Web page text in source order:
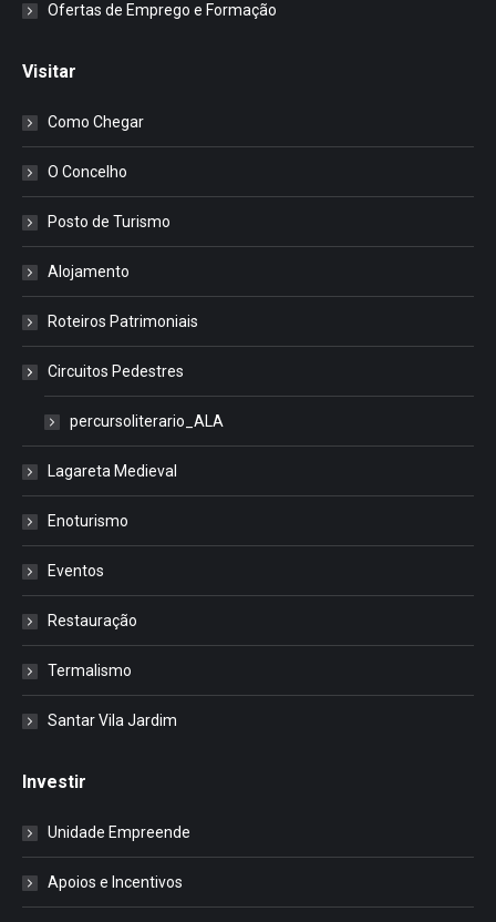
Ofertas de Emprego e Formação
Visitar
Como Chegar
O Concelho
Posto de Turismo
Alojamento
Roteiros Patrimoniais
Circuitos Pedestres
percursoliterario_ALA
Lagareta Medieval
Enoturismo
Eventos
Restauração
Termalismo
Santar Vila Jardim
Investir
Unidade Empreende
Apoios e Incentivos